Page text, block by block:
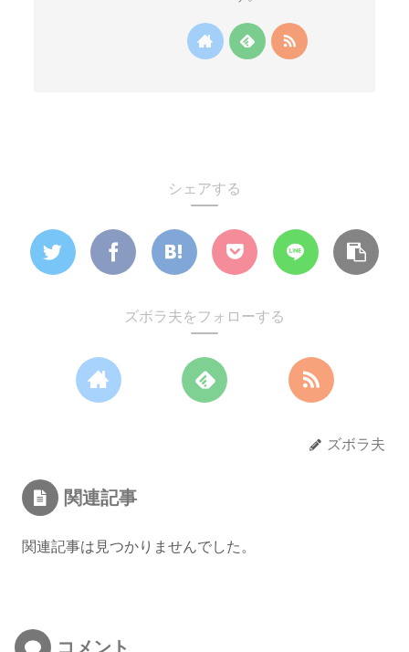
シェアする
ズボラ夫をフォローする
ズボラ夫
関連記事
関連記事は見つかりませんでした。
コメント